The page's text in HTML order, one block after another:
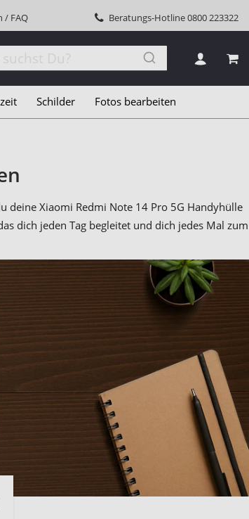
/ FAQ Beratungs-Hotline0800 223322
Schilder Fotos bearbeiten
deine Xiaomi Redmi Note 14 Pro 5G Handyhülle
dich jeden Tag begleitet und dich jedes Mal zum